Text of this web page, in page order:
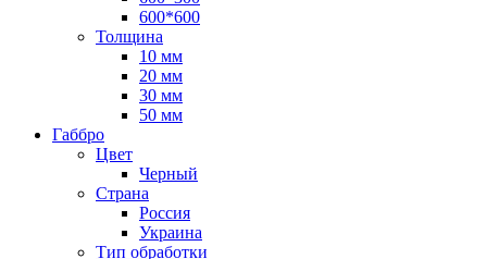
600*600
Толщина
10 мм
20 мм
30 мм
50 мм
Габбро
Цвет
Черный
Страна
Россия
Украина
Тип обработки